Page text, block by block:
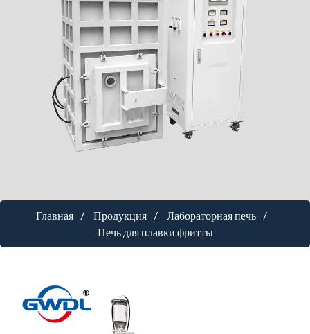
Главная Продукция
Лабораторная печь
Печь для плавки фритты